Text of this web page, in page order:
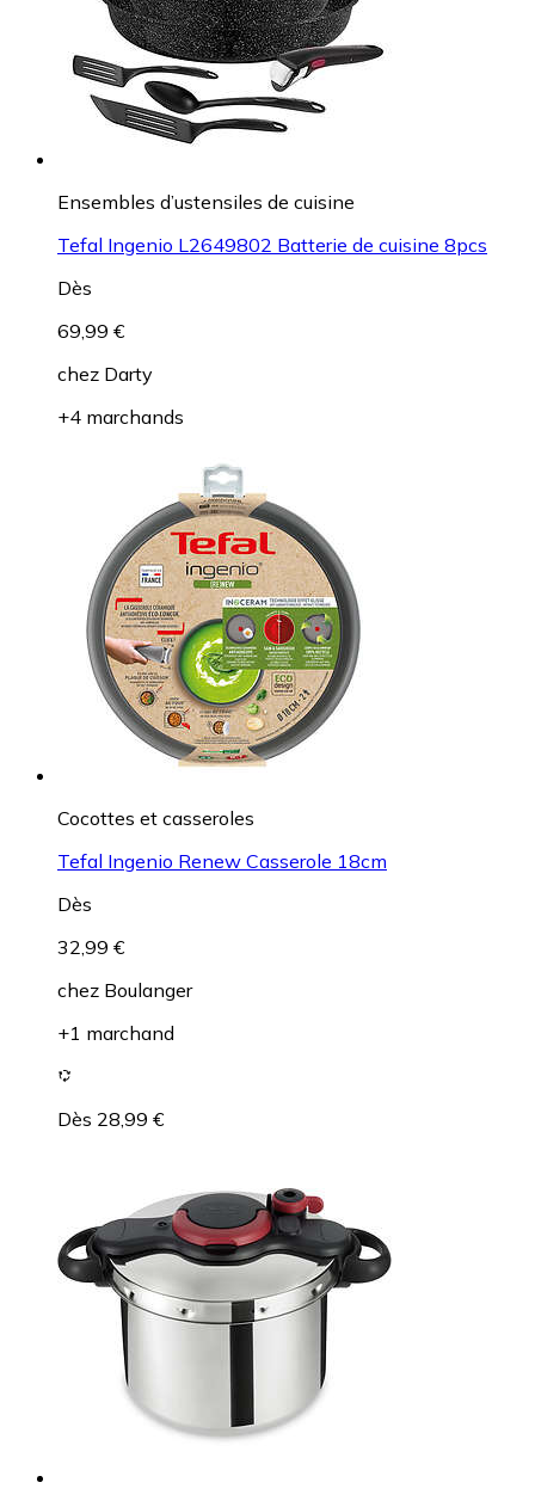
Ensembles d’ustensiles de cuisine
Tefal Ingenio L2649802 Batterie de cuisine 8pcs
Dès
69,99 €
chez Darty
+4 marchands
Cocottes et casseroles
Tefal Ingenio Renew Casserole 18cm
Dès
32,99 €
chez Boulanger
+1 marchand
Dès 28,99 €